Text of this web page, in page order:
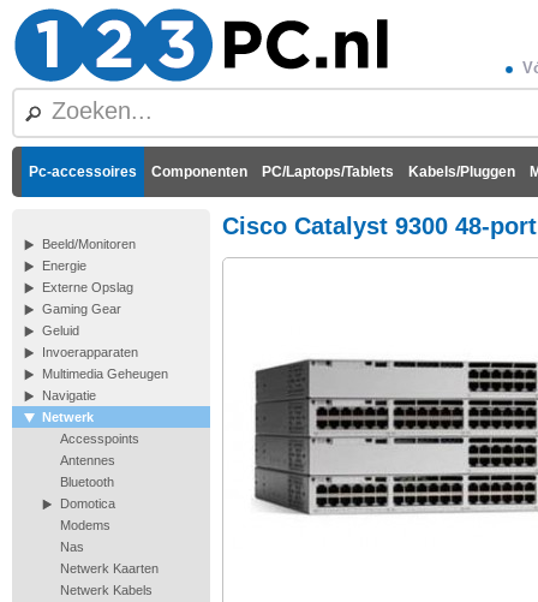
Pc-accessoires Componenten PC/Laptops/Tablets Kabels/Pluggen
Beeld/Monitoren
Energie
Externe Opslag
Gaming Gear
Geluid
Invoerapparaten
Multimedia Geheugen
Navigatie
Netwerk
Accesspoints
Antennes
Bluetooth
Domotica
Modems
Nas
Netwerk Kaarten
Netwerk Kabels
Cisco Catalyst 9300 48-